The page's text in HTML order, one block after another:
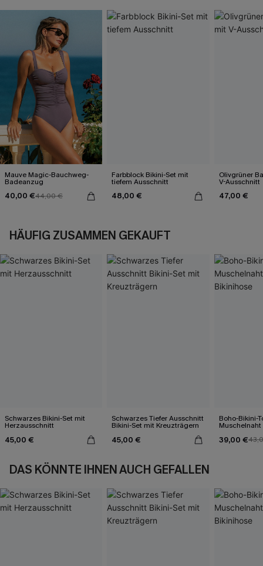
Mauve Magic-Bauchweg-
Badeanzug
40,00 €44,00 €
Farbblock Bikini-Set mit
tiefem Ausschnitt
48,00 €
Olivgrüner
V-Ausschnitt
47,00 €
HÄUFIG ZUSAMMEN GEKAUFT
Schwarzes Bikini-Set mit
Herzausschnitt
45,00 €
Schwarzes Tiefer Ausschnitt
Bikini-Set mit Kreuzträgern
45,00 €
Boho-Bikini-
Muschelnaht
39,00 €
DAS KÖNNTE IHNEN AUCH GEFALLEN